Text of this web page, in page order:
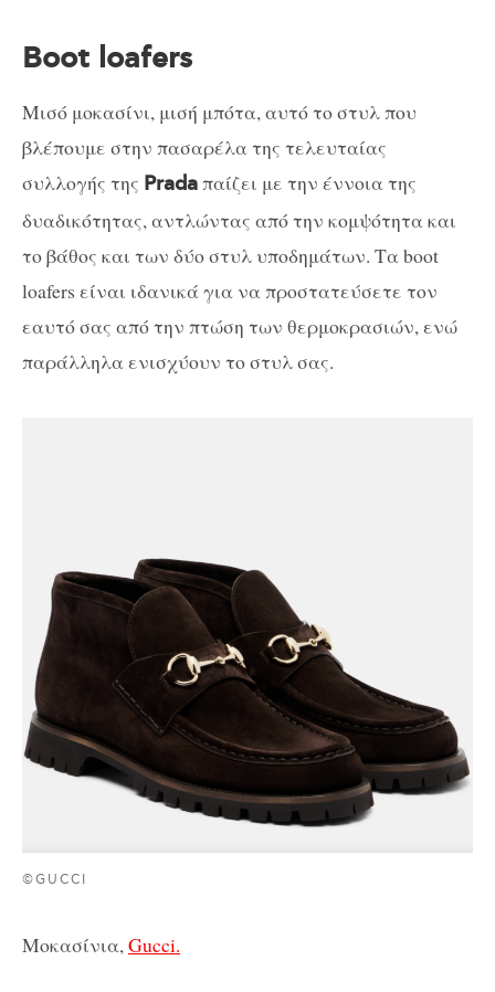
Boot loafers
Μισό μοκασίνι, μισή μπότα, αυτό το στυλ που
βλέπουμε στην πασαρέλα της τελευταίας
συλλογής της Pradaπαίζει με την έννοια της
δυαδικότητας, αντλώντας από την κομψότητα και
το βάθος και των δύο στυλ υποδημάτων. Τα boot
loafers είναι ιδανικά για να προστατεύσετε τον
εαυτό σας από την πτώση των θερμοκρασιών, ενώ
παράλληλα ενισχύουν το στυλ σας.
©GUCCI
Μοκασίνια,Gucci.